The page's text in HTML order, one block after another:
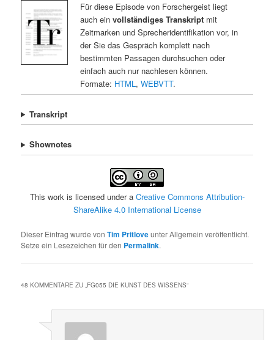
Für diese Episode von Forschergeist liegt
auch ein vollständiges Transkriptmit
Zeitmarken und Sprecheridentifikation vor, in
der Sie das Gespräch komplett nach
bestimmten Passagen durchsuchen oder
einfach auch nur nachlesen können.
Formate: HTML, WEBVTT.
Transkript
Shownotes
This work is licensed under a Creative Commons Attribution-
ShareAlike 4.0 International License
Dieser Eintrag wurde vonTim Pritloveunter Allgemein veröffentlicht.
Setze ein Lesezeichen für den Permalink.
48 KOMMENTARE ZU „FG055 DIE KUNST DES WISSENS“